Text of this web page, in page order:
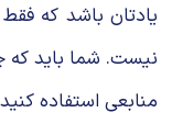
یادتان باشد که
نیست. شما باید که
منابعی استفاده